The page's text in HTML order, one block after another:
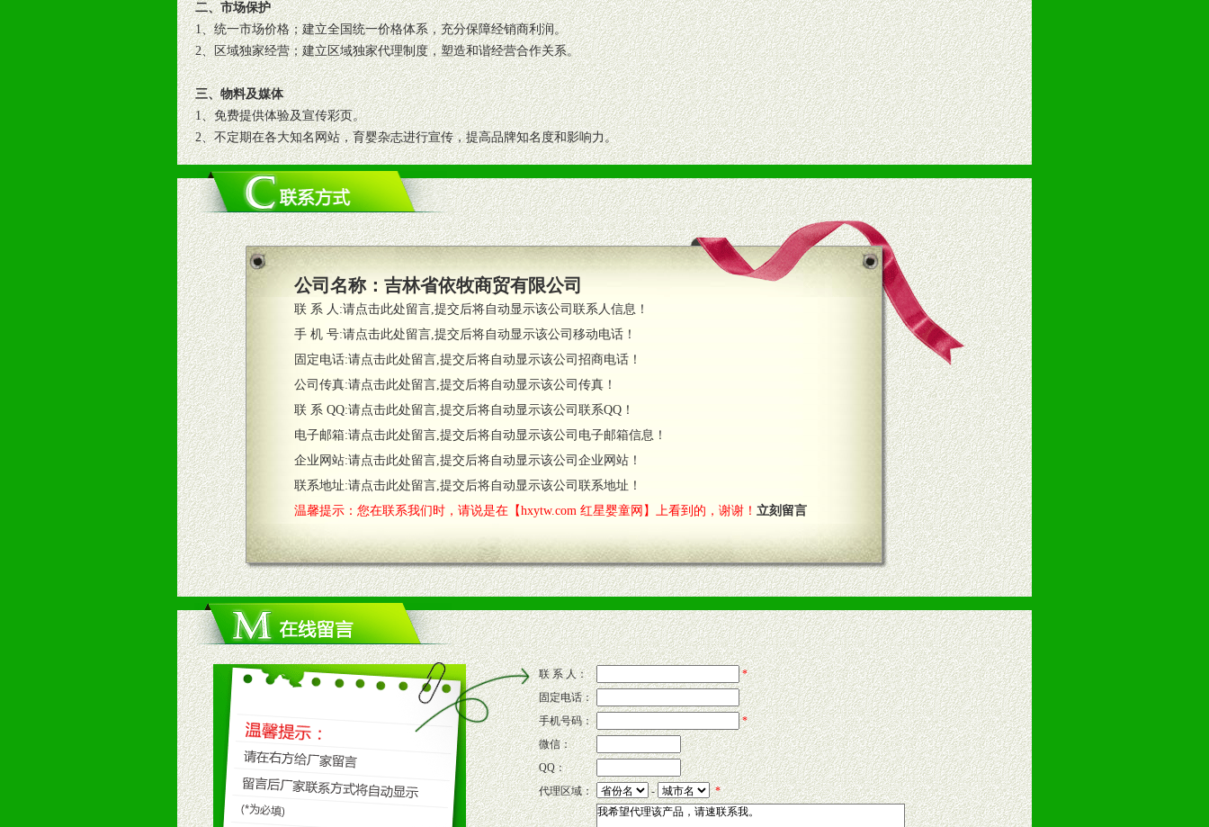
二、市场保护
1、统一市场价格；建立全国统一价格体系，充分保障经销商利润。
2、区域独家经营；建立区域独家代理制度，塑造和谐经营合作关系。
三、物料及媒体
1、免费提供体验及宣传彩页。
2、不定期在各大知名网站，育婴杂志进行宣传，提高品牌知名度和影响力。
3、根据地方实际情况提供销售喷绘画、促销架等销售道具。
四、市场操作及支持
1、根据区域市场协助制定具体营销策略。
2、根据具体情况公司给予必要市场支持。
3、根据市场需要，派驻区域销售人员全程跟踪服务，以确保产品顺利销售。
4、根据市场情况公司给予专职或兼职的业务代表及终端导购支持。
五、退换货制度
1、给予前期市场操作一定比例退换货政策。
2、对于临期，滞销品给予一定比例调换政策。
六、服务优势
1、完善的信息服务咨询中心：本着对代理商负责的态度，我们将及时回复您的疑问。
2、售后服务：突发性产品问题或消费者意见反馈，我们予以及时受理记录并合理妥善解决。
3、我们时刻整理各区销售情况，帮您诊断、分析市场，及时收编销售效果显着的案例，与您共商启动市场。
七、招商代理（全国各地）
1、认同我们的经营理念。
2、具备较好商业信誉和资金实力。
3、具备区域内良好的终端网点和销售渠道。
4、具备一定业务团队能力覆盖区域的流通渠道，孕婴童渠道，医药渠道并为之提供配送服务。
5、具备较强的市场操作意识，投入意识和配合意识。
八、品牌产品
1、不断提升品牌的知名度，美誉度。
2、不断开创新产品不断满足消费者的新需求及适应市场变化。
九、加盟优势
1、广告企划支持：产品手册、POP宣传画、三折页及宣传礼品全面配赠，免费提供软硬性平面广告、电台广告操作手册、专柜咨询手册等各种市
场武器。
公司名称： 吉林省依牧商贸有限公司
联 系 人:请点击此处留言,提交后将自动显示该公司联系人信息！
手 机 号:请点击此处留言,提交后将自动显示该公司移动电话！
固定电话:请点击此处留言,提交后将自动显示该公司招商电话！
公司传真:请点击此处留言,提交后将自动显示该公司传真！
联 系 QQ:请点击此处留言,提交后将自动显示该公司联系QQ！
电子邮箱:请点击此处留言,提交后将自动显示该公司电子邮箱信息！
企业网站:请点击此处留言,提交后将自动显示该公司企业网站！
联系地址:请点击此处留言,提交后将自动显示该公司联系地址！
温馨提示：您在联系我们时，请说是在【hxytw.com 红星婴童网】上看到的，谢谢！ 立刻留言
联 系 人：
*
固定电话：
手机号码：
*
微信：
QQ：
代理区域：
- *